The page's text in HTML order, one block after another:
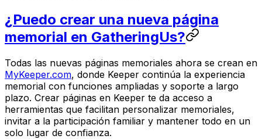
¿Puedo crear una nueva página
memorial en GatheringUs?
Todas las nuevas páginas memoriales ahora se crean en
MyKeeper.com, donde Keeper continúa la experiencia
memorial con funciones ampliadas y soporte a largo
plazo. Crear páginas en Keeper te da acceso a
herramientas que facilitan personalizar memoriales,
invitar a la participación familiar y mantener todo en un
solo lugar de confianza.